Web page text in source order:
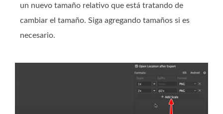
un nuevo tamaño relativo que está tratando de
cambiar el tamaño. Siga agregando tamaños si es
necesario.